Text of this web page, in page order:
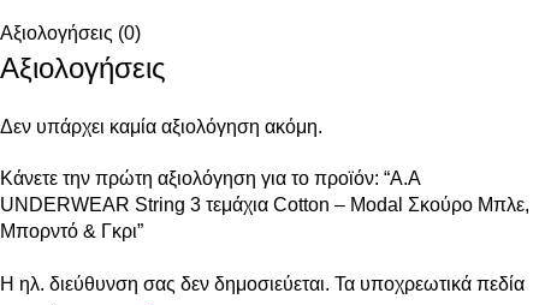
Αξιολογήσεις (0)
Αξιολογήσεις
Δεν υπάρχει καμία αξιολόγηση ακόμη.
Κάνετε την πρώτη αξιολόγηση για το προϊόν: “Α.A
UNDERWEAR String 3 τεμάχια Cotton – Modal Σκούρο Μπλε,
Μπορντό & Γκρι”
Η ηλ. διεύθυνση σας δεν δημοσιεύεται. Τα υποχρεωτικά πεδία